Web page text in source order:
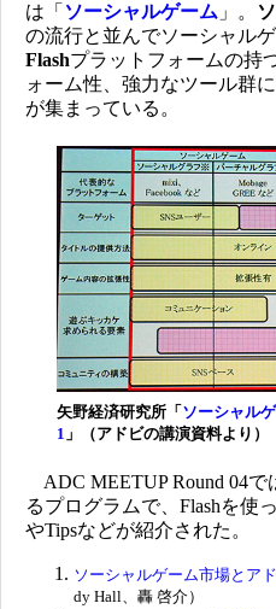
は「 ソーシャルゲーム 」。
の流行と並んでソーシャル
Flashプラットフォームの持
ォーム性、強力なツール群
が集まっている。
矢野経済研究所「 ソーシャル
1 」（アドビの講演資料より）
ADC MEETUP Round 04
るプログラムで、Flashを使
やTipsなどが紹介された。
ソーシャルゲーム市場とア
dy Hall、轟 啓介）